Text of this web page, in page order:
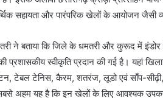
सहायता और पारंपरिक खेलों के आयोजन जैसी
ने बताया कि जिले के धमतरी और कुरूद में इंडोर
प्रशासकीय स्वीकृति प्रदान की गई है। यहां
टेबल टेनिस, कैरम, शतरंज, लूडो एवं साँप-सीढ़ी,
अहम यह है कि इन खेलों के लिए आवश्यक